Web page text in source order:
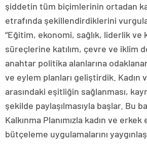
şiddetin tüm biçimlerinin ortadan
etrafında şekillendirdiklerini
“Eğitim, ekonomi, sağlık, liderlik ve
süreçlerine katılım, çevre ve iklim
anahtar politika alanlarına
ve eylem planları geliştirdik. Kadın
arasındaki eşitliğin sağlanması,
şekilde paylaşılmasıyla başlar. Bu
Kalkınma Planımızla kadın ve
bütçeleme uygulamalarını